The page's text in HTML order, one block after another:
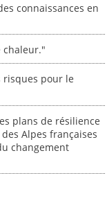
connaissances en
chaleur."
risques pour le
plans de résilience
Alpes françaises
changement